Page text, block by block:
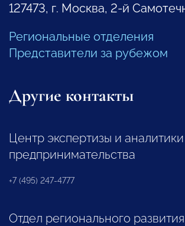
127473, г. Москва, 2-й
Региональные отделения
Представители за рубежом
Другие контакты
Центр экспертизы и
предпринимательства
+7 (495) 247-4777
Отдел регионального развития